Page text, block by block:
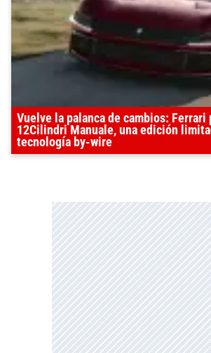
Vuelve la palanca de cambios: Ferrari
12Cilindri Manuale, una edición
tecnología by-wire